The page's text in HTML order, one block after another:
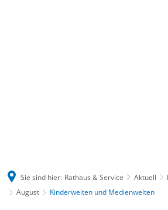
Sie sind hier: Rathaus & Service Aktuell
August
Kinderwelten und Medienwelten